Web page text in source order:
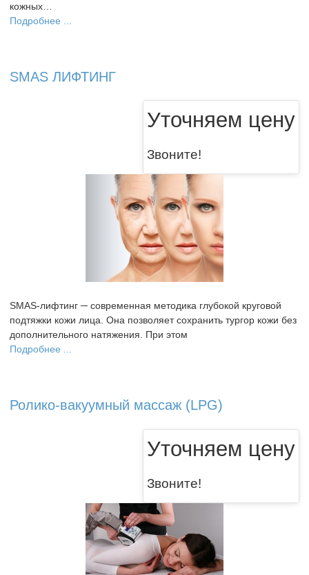
кожных…
Подробнее ...
SMAS ЛИФТИНГ
Уточняем цену
Звоните!
SMAS-лифтинг ─ современная методика глубокой круговой
подтяжки кожи лица. Она позволяет сохранить тургор кожи без
дополнительного натяжения. При этом
Подробнее ...
Ролико-вакуумный массаж (LPG)
Уточняем цену
Звоните!